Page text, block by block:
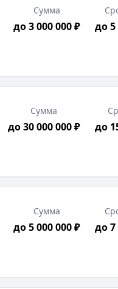
кредита
история, Возраст от
Свидетельство о
Сумма
до 3 000 000 ₽ до 5
Сумма
до 30 000 000 ₽ до
Сумма
до 5 000 000 ₽ до 7